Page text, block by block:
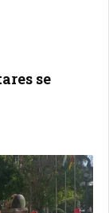
se